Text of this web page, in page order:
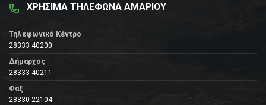
ΧΡΗΣΙΜΑ ΤΗΛΕΦΩΝΑ ΑΜΑΡΙΟΥ
Τηλεφωνικό Κέντρο
28333 40200
Δήμαρχος
28333 40211
Φαξ
28330 22104